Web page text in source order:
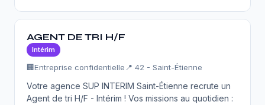
AGENT DE TRI H/F
Intérim
🏢Entreprise confidentielle 📍 42 - Saint-Étienne
Votre agence SUP INTERIM Saint-Étienne recrute un
Agent de tri H/F - Intérim ! Vos missions au quotidien :